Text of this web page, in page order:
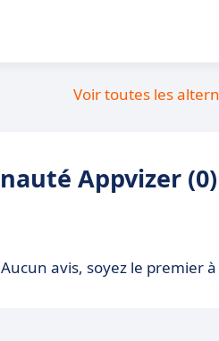
Voir toutes les
Appvizer (0)
Aucun avis, soyez le premier